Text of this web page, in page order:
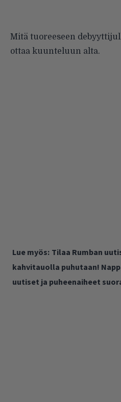
Mitä tuoreeseen
ottaa kuunteluun alta.
Lue myös: Tilaa Rumban
kahvitauolla puhutaan!
uutiset ja puheenaiheet